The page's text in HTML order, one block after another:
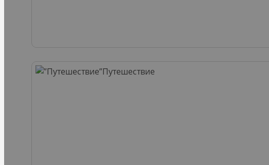
Путешествие